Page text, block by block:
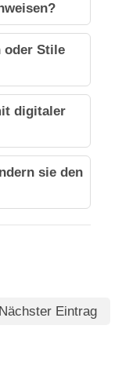
oder Stile
digitaler
sie den
Nächster Eintrag